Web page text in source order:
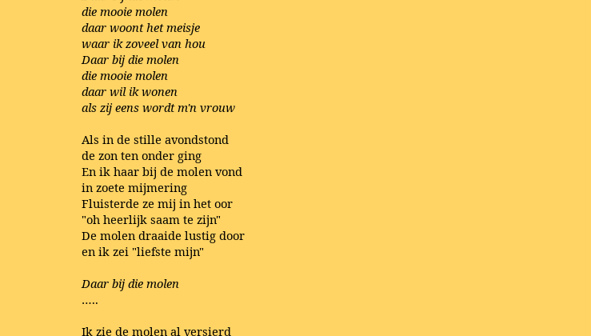
die mooie molen
daar woont het meisje
waar ik zoveel van hou
Daar bij die molen
die mooie molen
daar wil ik wonen
als zij eens wordt m'n vrouw
Als in de stille avondstond
de zon ten onder ging
En ik haar bij de molen vond
in zoete mijmering
Fluisterde ze mij in het oor
"oh heerlijk saam te zijn"
De molen draaide lustig door
en ik zei "liefste mijn"
Daar bij die molen
…..
Ik zie de molen al versierd